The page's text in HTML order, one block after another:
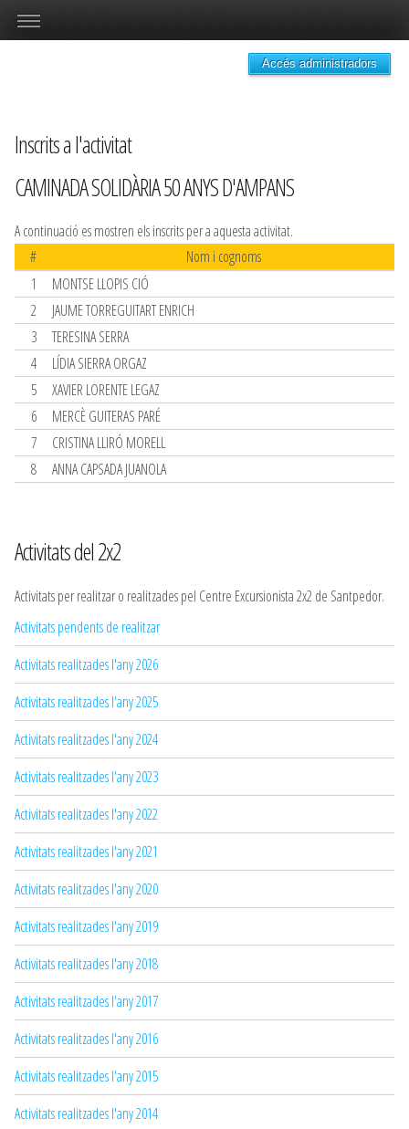
Accés administradors
Inscrits a l'activitat
CAMINADA SOLIDÀRIA 50 ANYS D'AMPANS
A continuació es mostren els inscrits per a aquesta activitat.
#
Nom i cognoms
1
MONTSE LLOPIS CIÓ
2
JAUME TORREGUITART ENRICH
3
TERESINA SERRA
4
LÍDIA SIERRA ORGAZ
5
XAVIER LORENTE LEGAZ
6
MERCÈ GUITERAS PARÉ
7
CRISTINA LLIRÓ MORELL
8
ANNA CAPSADA JUANOLA
Activitats del 2x2
Activitats per realitzar o realitzades pel Centre Excursionista 2x2 de Santpedor.
Activitats pendents de realitzar
Activitats realitzades l'any 2026
Activitats realitzades l'any 2025
Activitats realitzades l'any 2024
Activitats realitzades l'any 2023
Activitats realitzades l'any 2022
Activitats realitzades l'any 2021
Activitats realitzades l'any 2020
Activitats realitzades l'any 2019
Activitats realitzades l'any 2018
Activitats realitzades l'any 2017
Activitats realitzades l'any 2016
Activitats realitzades l'any 2015
Activitats realitzades l'any 2014